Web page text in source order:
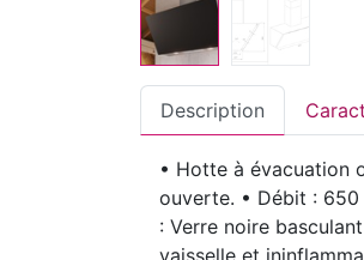
Description
• Hotte à évacuation
ouverte. • Débit : 650
: Verre noire
vaisselle et